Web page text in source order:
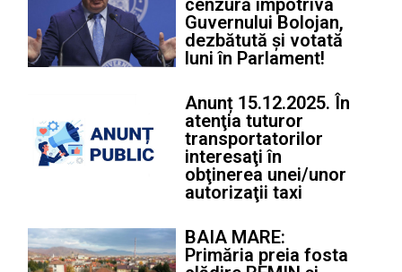
cenzură împotriva
Guvernului Bolojan,
dezbătută și votată
luni în Parlament!
Anunț 15.12.2025. În
atenţia tuturor
transportatorilor
interesaţi în
obţinerea unei/unor
autorizaţii taxi
BAIA MARE:
Primăria preia fosta